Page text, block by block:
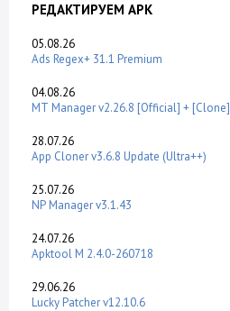
РЕДАКТИРУЕМ APK
05.08.26
Ads Regex+ 31.1 Premium
04.08.26
MT Manager v2.26.8 [Official] + [Clone]
28.07.26
App Cloner v3.6.8 Update (Ultra++)
25.07.26
NP Manager v3.1.43
24.07.26
Apktool M 2.4.0-260718
29.06.26
Lucky Patcher v12.10.6